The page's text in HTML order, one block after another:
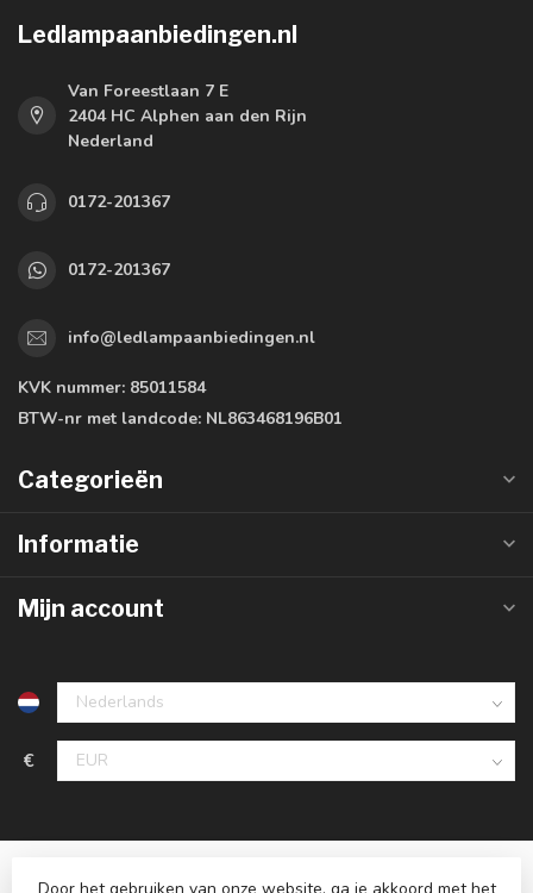
Ledlampaanbiedingen.nl
Van Foreestlaan 7 E
2404 HC Alphen aan den Rijn
Nederland
0172-201367
0172-201367
info@ledlampaanbiedingen.nl
KVK nummer: 85011584
BTW-nr met landcode: NL863468196B01
Categorieën
Informatie
Mijn account
€